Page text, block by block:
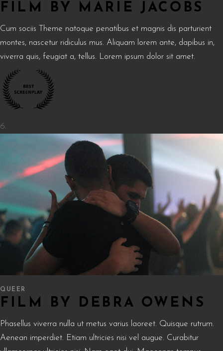
FILM BY MARIE JACOBS
Cum sociis Theme natoque penatibus et magnis dis parturient
montes, nascetur ridiculus mus. Aliquam lorem ante, dapibus in,
viverra quis, feugiat a, tellus. Lorem ipsum dolor sit amet.
QUEER
FILM BY DEBRA OWENS
Phasellus viverra nulla ut metus varius laoreet. Quisque rutrum.
Aenean imperdiet. Etiam ultricies nisi vel augue. Curabitur